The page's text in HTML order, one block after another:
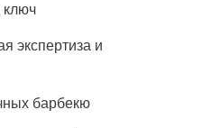
ключ
экспертиза и
барбекю